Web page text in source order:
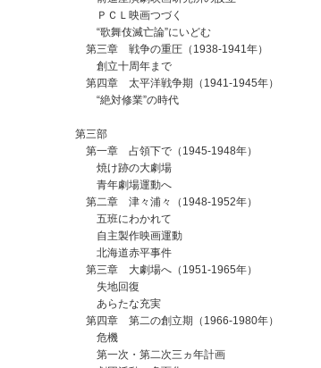
ＰＣＬ映画つづく
“歌舞伎滅亡論”にいどむ
第三章 戦争の重圧（1938-1941年）
創立十周年まで
第四章 太平洋戦争期（1941-1945年）
“絶対修業”の時代
第三部
第一章 占領下で（1945-1948年）
焼け跡の大劇場
青年劇場運動へ
第二章 津々浦々（1948-1952年）
五班にわかれて
自主製作映画運動
北海道赤平事件
第三章 大劇場へ（1951-1965年）
失地回復
あらたな充実
第四章 第二の創立期（1966-1980年）
危機
第一次・第二次三ヵ年計画